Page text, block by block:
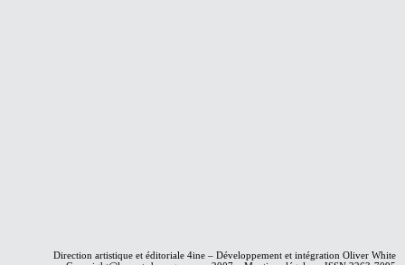
Direction artistique et éditoriale 4ine – Développement et intégration Oliver White